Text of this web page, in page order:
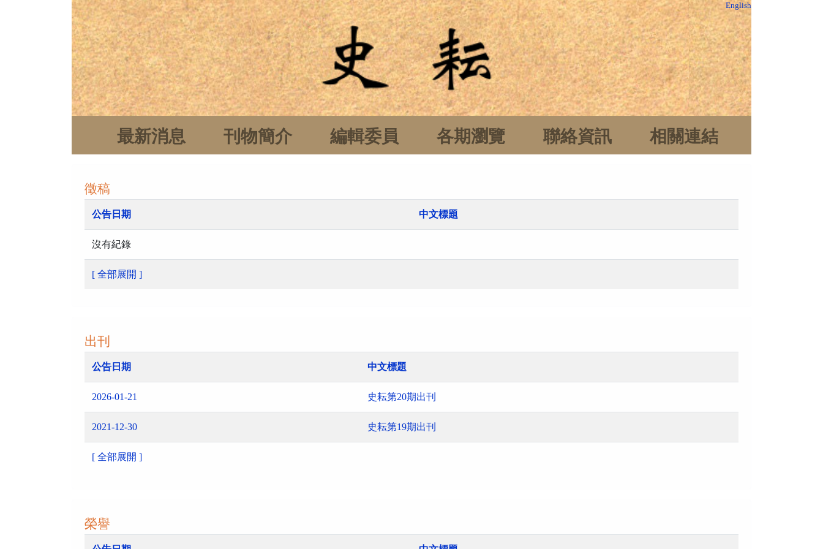
English
最新消息 刊物簡介 編輯委員 各期瀏覽 聯絡資訊 相關連結
徵稿
公告日期 中文標題
沒有紀錄
[ 全部展開 ]
出刊
公告日期 中文標題
2026-01-21 史耘第20期出刊
2021-12-30 史耘第19期出刊
[ 全部展開 ]
榮譽